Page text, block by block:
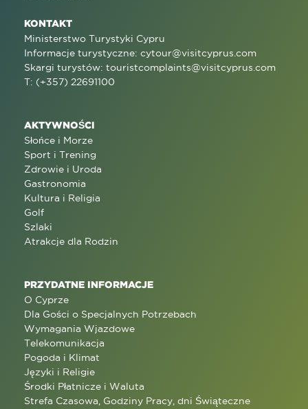
KONTAKT
Ministerstwo Turystyki Cypru
Informacje turystyczne: cytour@visitcyprus.com
Skargi turystów: touristcomplaints@visitcyprus.com
T: (+357) 22691100
AKTYWNOŚCI
Słońce i Morze
Sport i Trening
Zdrowie i Uroda
Gastronomia
Kultura i Religia
Golf
Szlaki
Atrakcje dla Rodzin
PRZYDATNE INFORMACJE
O Cyprze
Dla Gości o Specjalnych Potrzebach
Wymagania Wjazdowe
Telekomunikacja
Pogoda i Klimat
Języki i Religie
Środki Płatnicze i Waluta
Strefa Czasowa, Godziny Pracy, dni Świąteczne